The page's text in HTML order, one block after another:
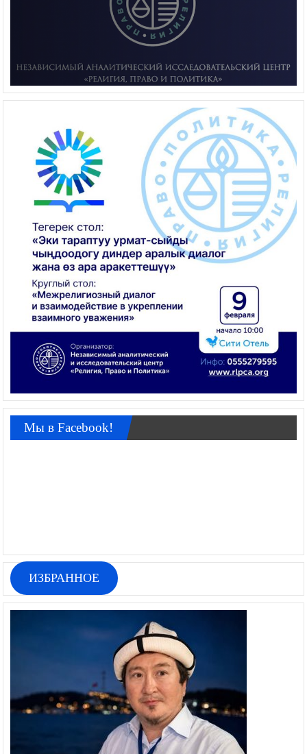
Мы в Facebook!
ИЗБРАННОЕ